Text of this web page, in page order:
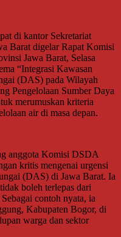
di kantor Sekretariat
Barat digelar Rapat Komisi
Jawa Barat, Selasa
“Integrasi Kawasan
(DAS) pada Wilayah
Pengelolaan Sumber Daya
merumuskan kriteria
air di masa depan.
anggota Komisi DSDA
kritis mengenai urgensi
(DAS) di Jawa Barat. Ia
boleh terlepas dari
contoh nyata, ia
Kabupaten Bogor, di
warga dan sektor